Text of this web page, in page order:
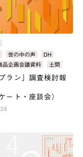
世の中の声
DH
品企画会議資料 土間
ラン」調査検討報
ート・座談会）